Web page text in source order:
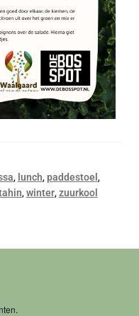
, lunch,paddestoel ,
,winter,zuurkool